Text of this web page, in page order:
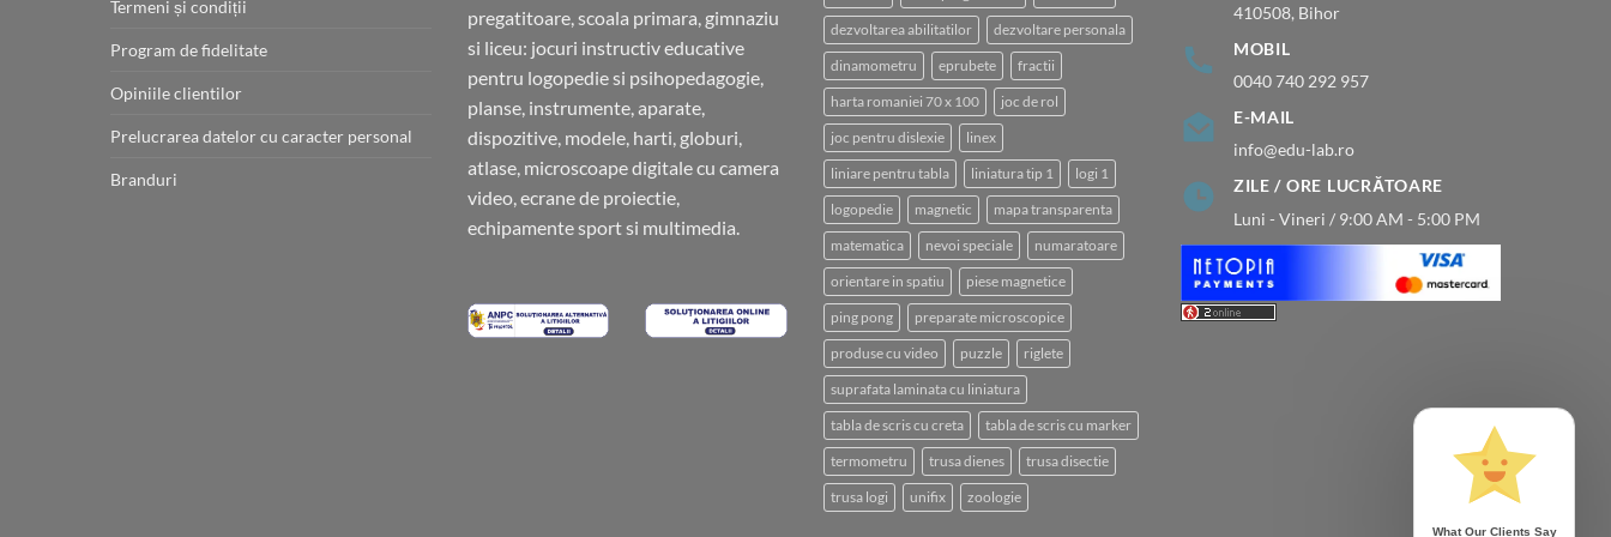
Termeni și condiții
Program de fidelitate
Opiniile clientilor
Prelucrarea datelor cu caracter personal
Branduri
pregatitoare, scoala primara, gimnaziu
si liceu: jocuri instructiv educative
pentru logopedie si psihopedagogie,
planse, instrumente, aparate,
dispozitive, modele, harti, globuri,
atlase, microscoape digitale cu camera
video, ecrane de proiectie,
echipamente sport si multimedia.
dezvoltarea abilitatilor dezvoltare personala
dinamometru eprubete fractii
harta romaniei 70 x 100 joc de rol
joc pentru dislexie linex
liniare pentru tabla liniatura tip 1 logi 1
logopedie magnetic mapa transparenta
matematica nevoi speciale numaratoare
orientare in spatiu piese magnetice
ping pong preparate microscopice
produse cu video puzzle riglete
suprafata laminata cu liniatura
tabla de scris cu creta tabla de scris cu marker
termometru trusa dienes trusa disectie
trusa logi unifix zoologie
410508, Bihor
MOBIL
0040 740 292 957
E-MAIL
info@edu-lab.ro
ZILE / ORE LUCRĂTOARE
Luni - Vineri / 9:00 AM - 5:00 PM
What Our Clients Say